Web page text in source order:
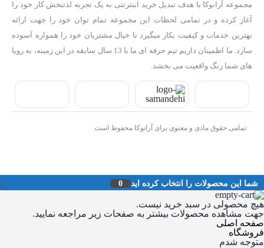
مجموعه آرانوکا با هدف تبدیل خرید اینترنتی به یک تجربه لذتبخش کار خود را
آغاز کرده و در تمامی لحظات این مجموعه تمام توان خود را جهت ارائه
بهترین خدمات و کیفیت بکار میگیرد تا خیال مشتریان خود را همواره آسوده
سازد. ما اطمینان داریم تیم حرفه ای ما با 13 سال سابقه در این زمینه، به رویا
های شما رنگ واقعیت می بخشد.
تمامی حقوق مادی و معنوی برای آرانوکا محفوظ است
شما این محصولات را انتخاب کرده اید 0
هیچ محصولی در سبد خرید نیست.
جهت مشاهده محصولات بیشتر به صفحات زیر مراجعه نمایید.
صفحه اصلی
فروشگاه
متوجه شدم